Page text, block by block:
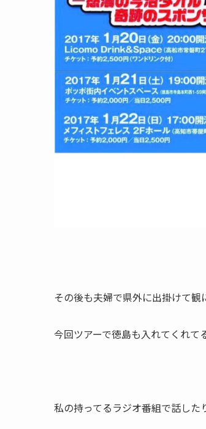
その後も夫婦で県外に出掛けて観
今回ツアーで徳島も入れてくれて
私の持ってるラジオ番組で話した